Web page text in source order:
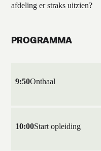
afdeling er straks uitzien?
PROGRAMMA
9:50Onthaal
10:00Start opleiding